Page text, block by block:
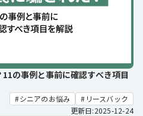
の事例と事前に確認すべき項目
シニアのお悩み
リースバック
更新日:2025-12-24